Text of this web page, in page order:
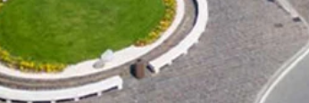
Siehe Fotos